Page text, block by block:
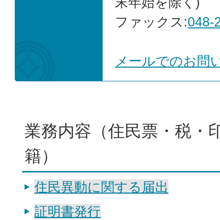
ファックス:048-
メールでのお問
業務内容（住民票・税・
籍）
住民異動に関する届出
証明書発行